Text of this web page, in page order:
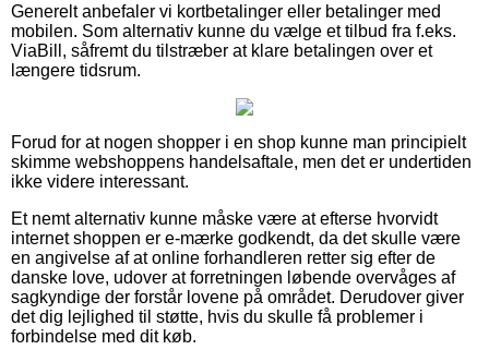
Generelt anbefaler vi kortbetalinger eller betalinger med
mobilen. Som alternativ kunne du vælge et tilbud fra f.eks.
ViaBill, såfremt du tilstræber at klare betalingen over et
længere tidsrum.
Forud for at nogen shopper i en shop kunne man principielt
skimme webshoppens handelsaftale, men det er undertiden
ikke videre interessant.
Et nemt alternativ kunne måske være at efterse hvorvidt
internet shoppen er e-mærke godkendt, da det skulle være
en angivelse af at online forhandleren retter sig efter de
danske love, udover at forretningen løbende overvåges af
sagkyndige der forstår lovene på området. Derudover giver
det dig lejlighed til støtte, hvis du skulle få problemer i
forbindelse med dit køb.